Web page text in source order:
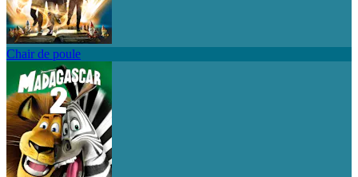
Chair de poule